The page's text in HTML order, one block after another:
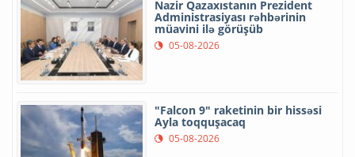
Nazir Qazaxıstanın Prezident
Administrasiyası rəhbərinin
müavini ilə görüşüb
05-08-2026
"Falcon 9" raketinin bir hissəsi
Ayla toqquşacaq
05-08-2026